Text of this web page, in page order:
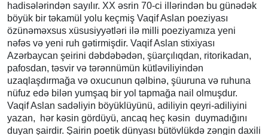
hadisələrindən sayılır. XX əsrin 70-ci illərindən bu günədək
böyük bir təkamül yolu keçmiş Vaqif Aslan poeziyası
özünəməxsus xüsusiyyətləri ilə milli poeziyamıza yeni
nəfəs və yeni ruh gətirmişdir. Vaqif Aslan stixiyası
Azərbaycan şeirini dəbdəbədən, şüarçılıqdan, ritorikadan,
pafosdan, təsvir və tərənnümün kütləviliyindən
uzaqlaşdırmağa və oxucunun qəlbinə, şüuruna və ruhuna
nüfuz edə bilən yumşaq bir yol tapmağa nail olmuşdur.
Vaqif Aslan sadəliyin böyüklüyünü, adiliyin qeyri-adiliyini
yazan, hər kəsin gördüyü, ancaq heç kəsin duymadığını
duyan şairdir. Şairin poetik dünyası bütövlükdə zəngin daxili